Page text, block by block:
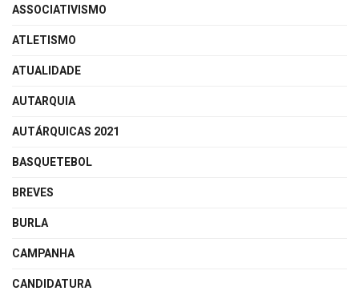
ASSOCIATIVISMO
ATLETISMO
ATUALIDADE
AUTARQUIA
AUTÁRQUICAS 2021
BASQUETEBOL
BREVES
BURLA
CAMPANHA
CANDIDATURA